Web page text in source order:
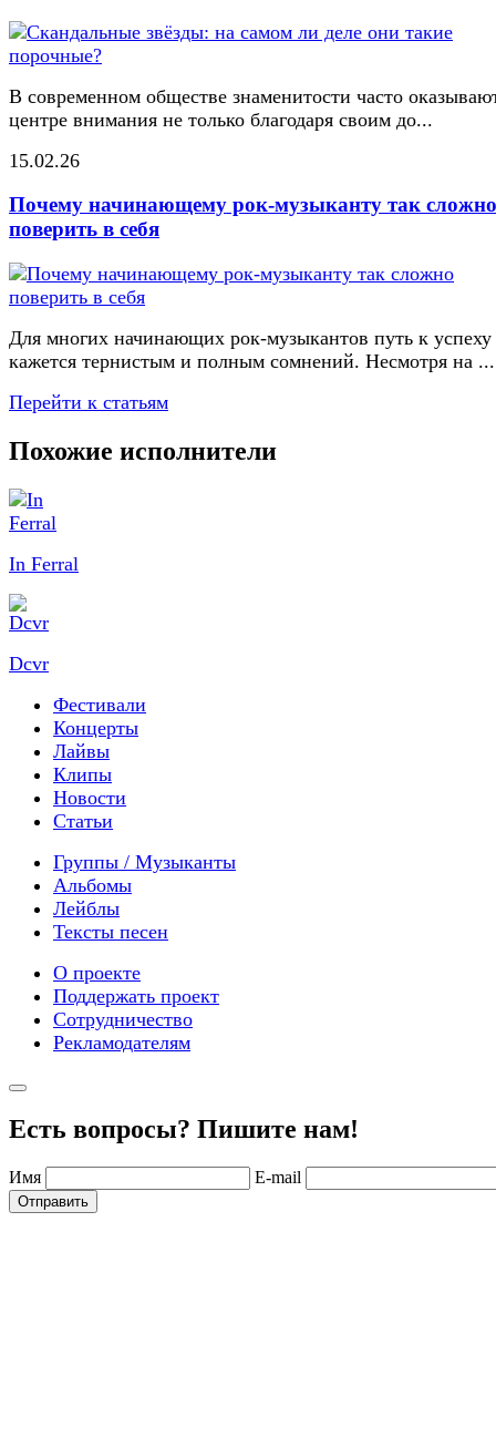
В современном обществе знаменитости часто
центре внимания не только благодаря своим до...
15.02.26
Почему начинающему рок-музыканту так сложно
поверить в себя
Для многих начинающих рок-музыкантов путь к успеху
кажется тернистым и полным сомнений. Несмотря на ...
Перейти к статьям
Похожие исполнители
In Ferral
Dcvr
Фестивали
Концерты
Лайвы
Клипы
Новости
Статьи
Группы / Музыканты
Альбомы
Лейблы
Тексты песен
О проекте
Поддержать проект
Сотрудничество
Рекламодателям
Есть вопросы? Пишите нам!
Имя E-mail